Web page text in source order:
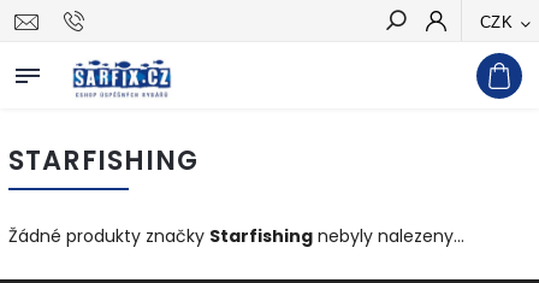
CZK
Hledat
STARFISHING
Žádné produkty značky Starfishing nebyly nalezeny...